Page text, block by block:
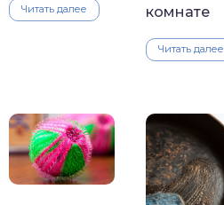
Читать далее
комнате
Читать далее